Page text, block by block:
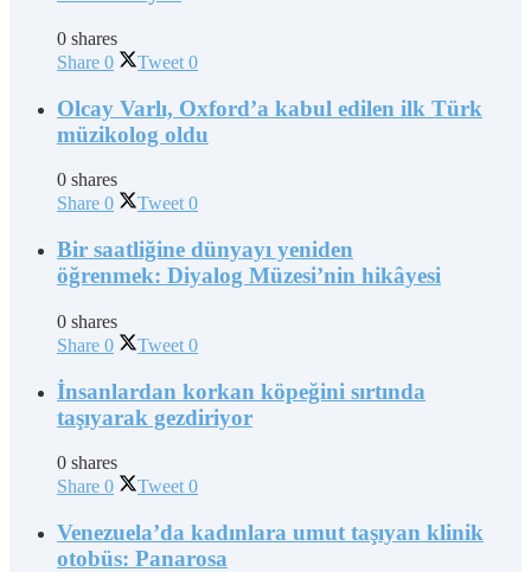
0 shares
Share 0 Tweet 0
Olcay Varlı, Oxford’a kabul edilen ilk Türk
müzikolog oldu
0 shares
Share 0 Tweet 0
Bir saatliğine dünyayı yeniden
öğrenmek: Diyalog Müzesi’nin hikâyesi
0 shares
Share 0 Tweet 0
İnsanlardan korkan köpeğini sırtında
taşıyarak gezdiriyor
0 shares
Share 0 Tweet 0
Venezuela’da kadınlara umut taşıyan klinik
otobüs: Panarosa